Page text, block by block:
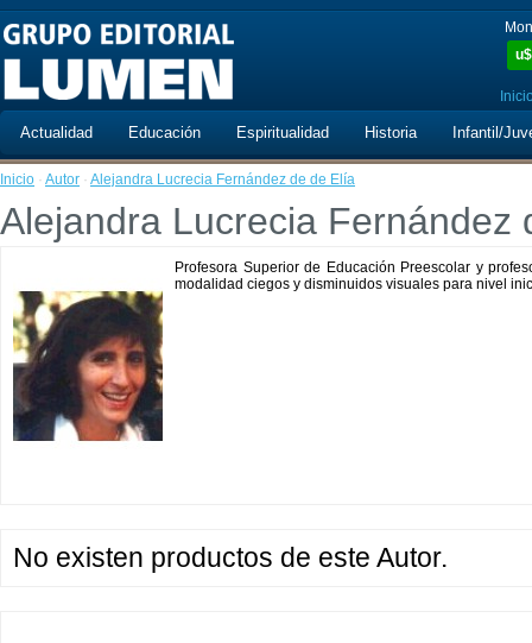
u$
Actualidad Educación Espiritualidad Historia Infantil/
Inicio · Autor · Alejandra Lucrecia Fernández de de Elía
Alejandra Lucrecia Fernández
Profesora Superior de Educación Preescolar y
modalidad ciegos y disminuidos visuales para nivel
No existen productos de este Autor.